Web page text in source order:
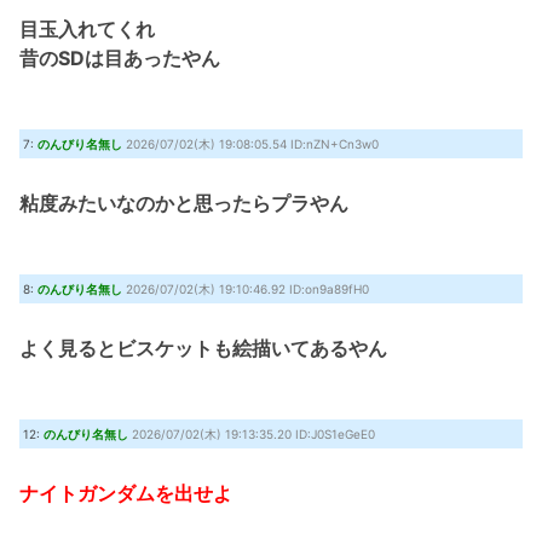
目玉入れてくれ
昔のSDは目あったやん
7: のんびり名無し 2026/07/02(木) 19:08:05.54 ID:nZN+Cn3w0
粘度みたいなのかと思ったらプラやん
8: のんびり名無し 2026/07/02(木) 19:10:46.92 ID:on9a89fH0
よく見るとビスケットも絵描いてあるやん
12: のんびり名無し 2026/07/02(木) 19:13:35.20 ID:J0S1eGeE0
ナイトガンダムを出せよ